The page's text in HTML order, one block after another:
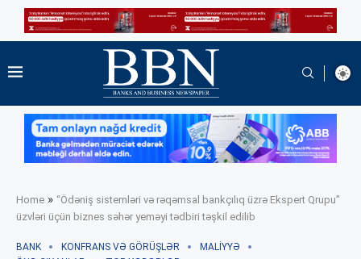
Home » “Ödəniş sistemləri və rəqəmsal bankçılıq üzrə Ekspert Qrupu”
üzvləri üçün biznes səhər yeməyi tədbiri təşkil edilib
BANK KONFRANS VƏ GÖRÜŞLƏR
MALIYYƏ